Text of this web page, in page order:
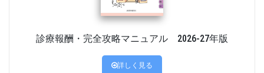
診療報酬・完全攻略マニュアル 2026-27年版
詳しく見る